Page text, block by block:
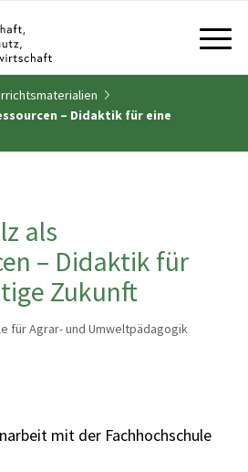
– Didaktik für eine
als
– Didaktik für
Zukunft
für Agrar- und Umweltpädagogik
mit der Fachhochschule